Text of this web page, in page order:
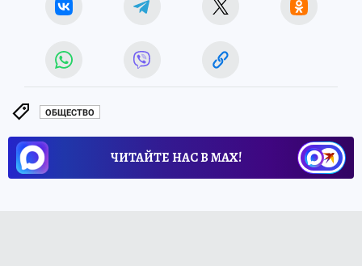
ОБЩЕСТВО
ЧИТАЙТЕ НАС В МАХ!